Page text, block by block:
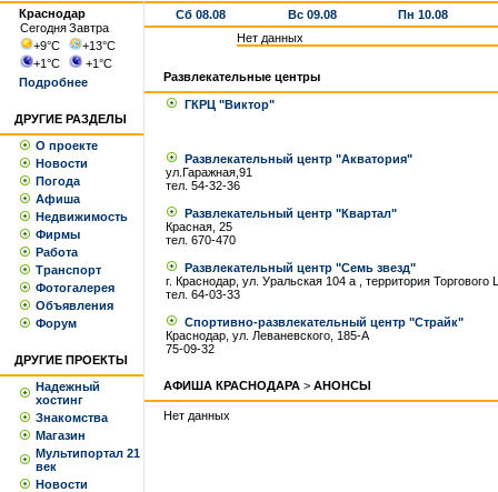
Краснодар
СегодняЗавтра
+9°С +13°С
+1°С +1°С
Подробнее
ДРУГИЕ РАЗДЕЛЫ
О проекте
Новости
Погода
Афиша
Недвижимость
Фирмы
Работа
Транспорт
Фотогалерея
Объявления
Форум
ДРУГИЕ ПРОЕКТЫ
Надежный
хостинг
Знакомства
Магазин
Мультипортал 21
век
Новости
Сб 08.08 Вс 09.08
Пн 10.08
Нет данных
Развлекательные центры
ГКРЦ "Виктор"
Развлекательный центр "Акватория"
ул.Гаражная,91
тел. 54-32-36
Развлекательный центр "Квартал"
Красная, 25
тел. 670-470
Развлекательный центр "Семь звезд"
г. Краснодар, ул. Уральская 104 а , территория
тел. 64-03-33
Спортивно-развлекательный центр "Страйк"
Краснодар, ул. Леваневского, 185-А
75-09-32
АФИША КРАСНОДАРА > АНОНСЫ
Нет данных